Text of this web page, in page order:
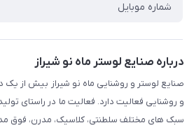
درباره صنایع لوستر ماه نو شیراز
صنایع لوستر و روشنایی ماه نو شیراز بیش از یک
و روشنایی فعالیت دارد. فعالیت ما در راستای
سبک های مختلف سلطنتی، کلاسیک، مدرن، فوق